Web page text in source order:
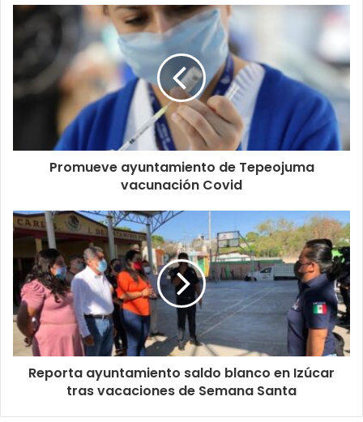
Promueve ayuntamiento de Tepeojuma
vacunación Covid
Reporta ayuntamiento saldo blanco en Izúcar
tras vacaciones de Semana Santa